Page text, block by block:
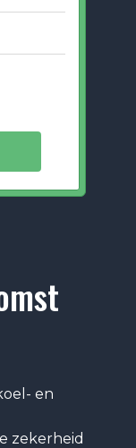
en
zekerheid